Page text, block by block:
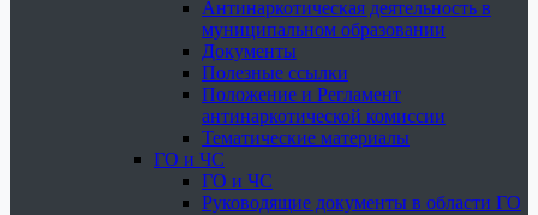
Антинаркотическая деятельность в
муниципальном образовании
Документы
Полезные ссылки
Положение и Регламент
антинаркотической комиссии
Тематические материалы
ГО и ЧС
ГО и ЧС
Руководящие документы в области ГО